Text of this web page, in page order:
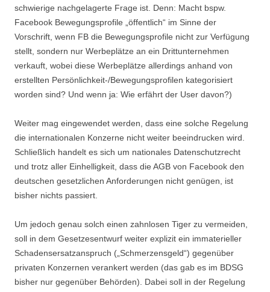
schwierige nachgelagerte Frage ist. Denn: Macht bspw.
Facebook Bewegungsprofile „öffentlich“ im Sinne der
Vorschrift, wenn FB die Bewegungsprofile nicht zur Verfügung
stellt, sondern nur Werbeplätze an ein Drittunternehmen
verkauft, wobei diese Werbeplätze allerdings anhand von
erstellten Persönlichkeit-/Bewegungsprofilen kategorisiert
worden sind? Und wenn ja: Wie erfährt der User davon?)
Weiter mag eingewendet werden, dass eine solche Regelung
die internationalen Konzerne nicht weiter beeindrucken wird.
Schließlich handelt es sich um nationales Datenschutzrecht
und trotz aller Einhelligkeit, dass die AGB von Facebook den
deutschen gesetzlichen Anforderungen nicht genügen, ist
bisher nichts passiert.
Um jedoch genau solch einen zahnlosen Tiger zu vermeiden,
soll in dem Gesetzesentwurf weiter explizit ein immaterieller
Schadensersatzanspruch („Schmerzensgeld“) gegenüber
privaten Konzernen verankert werden (das gab es im BDSG
bisher nur gegenüber Behörden). Dabei soll in der Regelung